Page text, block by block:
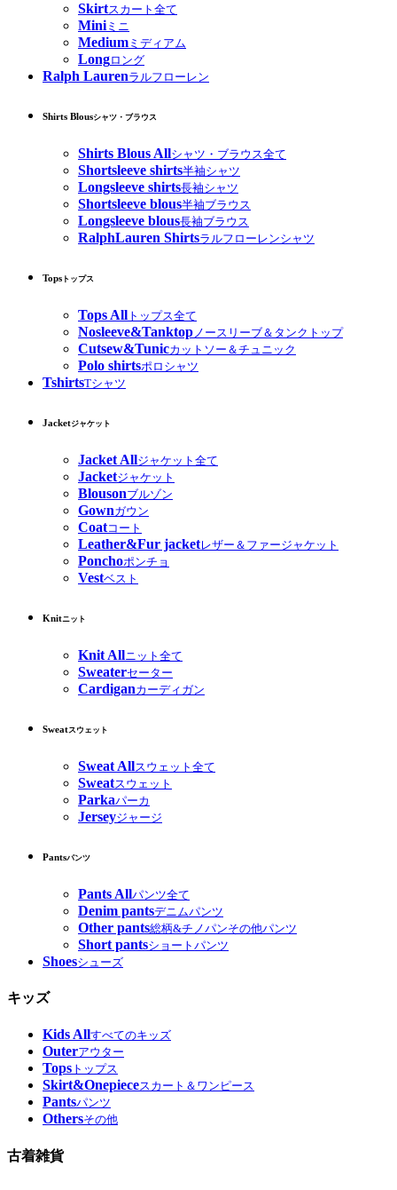
Skirtスカート全て
Miniミニ
Medium ミディアム
Longロング
Ralph Laurenラルフローレン
Shirts Blousシャツ・ブラウス
Shirts Blous Allシャツ・ブラウス全て
Shortsleeve shirts半袖シャツ
Longsleeve shirts長袖シャツ
Shortsleeve blous半袖ブラウス
Longsleeve blous長袖ブラウス
RalphLauren Shirtsラルフローレンシャツ
Tops トップス
Tops All トップス全て
Nosleeve&Tanktop ノースリーブ＆タンクトップ
Cutsew&Tunicカットソー＆チュニック
Polo shirtsポロシャツ
TshirtsTシャツ
Jacketジャケット
Jacket Allジャケット全て
Jacketジャケット
Blousonブルゾン
Gownガウン
Coatコート
Leather&Fur jacketレザー＆ファージャケット
Ponchoポンチョ
Vestベスト
Knitニット
Knit Allニット全て
Sweaterセーター
Cardiganカーディガン
Sweatスウェット
Sweat Allスウェット全て
Sweatスウェット
Parkaパーカ
Jerseyジャージ
Pantsパンツ
Pants Allパンツ全て
Denim pantsデニムパンツ
Other pants総柄&チノパンその他パンツ
Short pantsショートパンツ
Shoesシューズ
キッズ
Kids Allすべてのキッズ
Outerアウター
Tops トップス
Skirt&Onepieceスカート＆ワンピース
Pantsパンツ
Othersその他
古着雑貨